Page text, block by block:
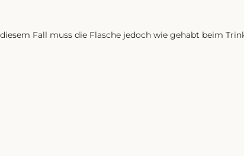
Fall muss die Flasche jedoch wie gehabt beim